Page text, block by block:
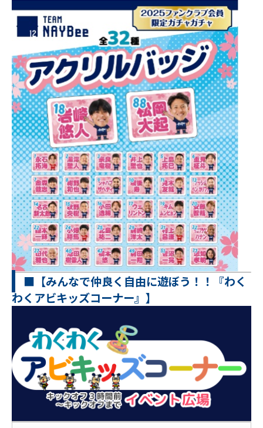
■【みんなで仲良く自由に遊ぼう！！『わく
わくアビキッズコーナー』】